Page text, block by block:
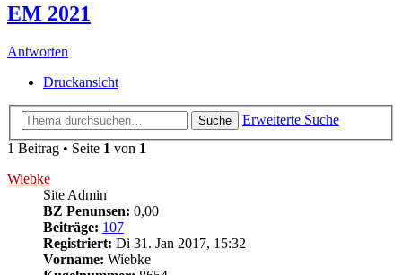
EM 2021
Antworten
Druckansicht
Suche
Erweiterte Suche
1 Beitrag • Seite 1 von 1
Wiebke
Site Admin
BZ Penunsen: 0,00
Beiträge: 107
Registriert: Di 31. Jan 2017, 15:32
Vorname: Wiebke